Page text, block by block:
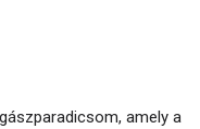
amely a